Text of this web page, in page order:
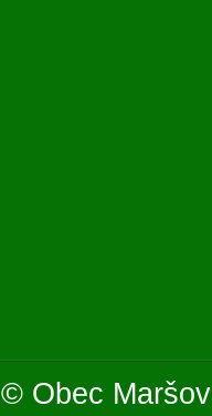
© Obec